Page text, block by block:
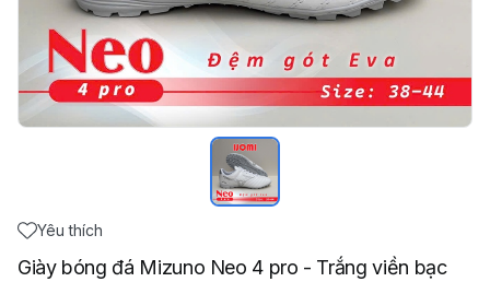
Yêu thích
Giày bóng đá Mizuno Neo 4 pro - Trắng viền bạc